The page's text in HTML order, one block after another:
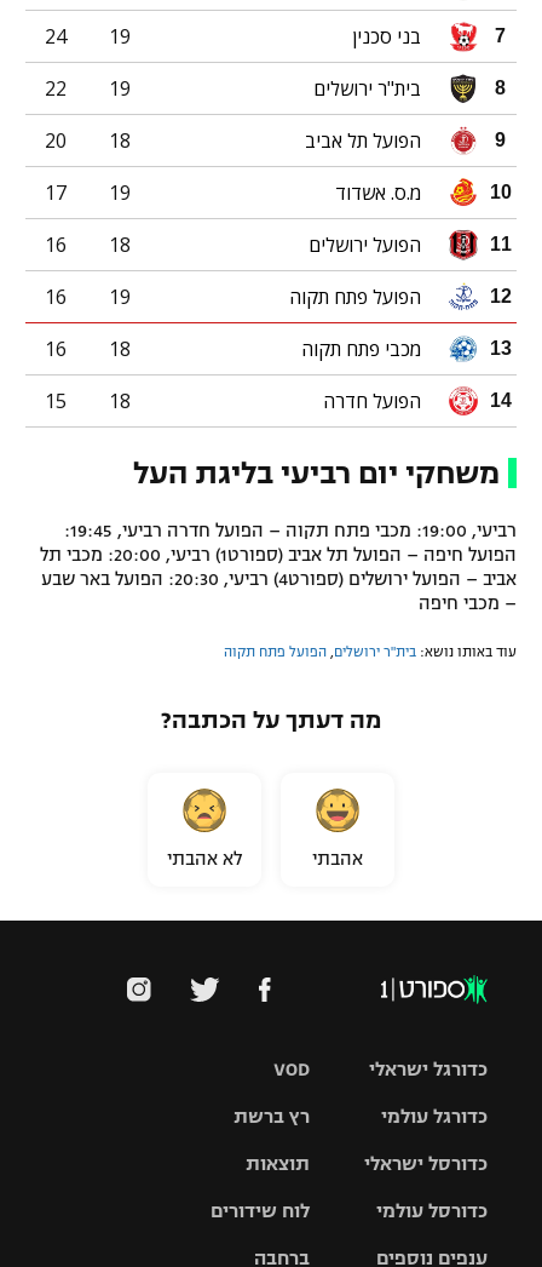
7 בני סכנין 19
24
8 בית"ר ירושלים 19
22
9 הפועל תל אביב 18
20
10 מ.ס. אשדוד 19
17
11 הפועל ירושלים 18
16
12 הפועל פתח תקוה 19
16
13 מכבי פתח תקוה 18
16
14 הפועל חדרה 18
15
משחקי יום רביעי בליגת העל
רביעי, 19:00: מכבי פתח תקוה – הפועל חדרה רביעי, 19:45:
הפועל חיפה – הפועל תל אביב (ספורט1) רביעי, 20:00: מכבי תל
אביב – הפועל ירושלים (ספורט4) רביעי, 20:30: הפועל באר שבע
– מכבי חיפה
עוד באותו נושא: בית"ר ירושלים הפועל פתח תקוה
מה דעתך על הכתבה?
אהבתי לא אהבתי
VOD
רץ ברשת
תוצאות
לוח שידורים
ברחבה
כדורגל ישראלי
גביע הטוטו
כדורגל עולמי
האלופות
ליגה
כדורסל ישראלי
סל
כדורסל עולמי
ענפים נוספים